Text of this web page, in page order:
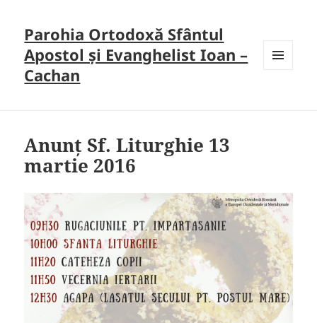
Parohia Ortodoxă Sfântul
Apostol și Evanghelist Ioan –
Cachan
Anunț Sf. Liturghie 13
martie 2016